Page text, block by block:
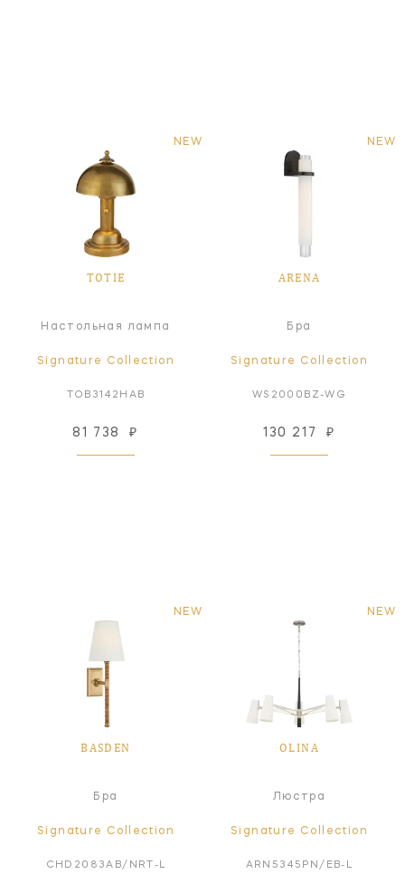
NEW
TOTIE
Настольная лампа
Signature Collection
TOB3142HAB
81 738 ₽
NEW
ARENA
Бра
Signature Collection
WS2000BZ-WG
130 217 ₽
NEW
BASDEN
Бра
Signature Collection
CHD2083AB/NRT-L
NEW
OLINA
Люстра
Signature Collection
ARN5345PN/EB-L